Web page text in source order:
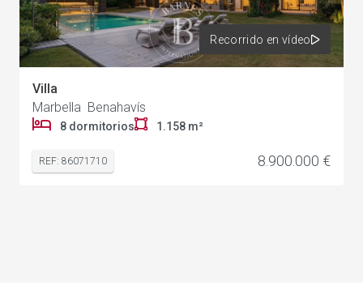
Recorrido en vídeo
Villa
Marbella Benahavís
8 dormitorios 1.158 m²
REF: 86071710 8.900.000 €